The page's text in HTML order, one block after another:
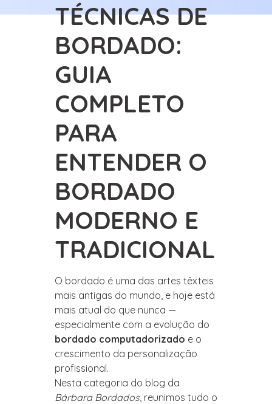
TÉCNICAS DE
BORDADO:
GUIA
COMPLETO
PARA
ENTENDER O
BORDADO
MODERNO E
TRADICIONAL
O bordado é uma das artes têxteis
mais antigas do mundo, e hoje está
mais atual do que nunca —
especialmente com a evolução do
bordado computadorizado e o
crescimento da personalização
profissional.
Nesta categoria do blog da
Bárbara Bordados, reunimos tudo o